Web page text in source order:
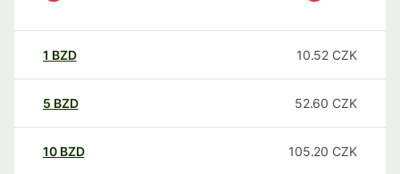
1 BZD 10.52 CZK
5 BZD 52.60 CZK
10 BZD 105.20 CZK